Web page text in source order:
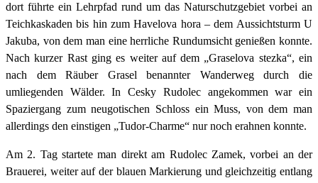
dort führte ein Lehrpfad rund um das Naturschutzgebiet vorbei an
Teichkaskaden bis hin zum Havelova hora – dem Aussichtsturm U
Jakuba, von dem man eine herrliche Rundumsicht genießen konnte.
Nach kurzer Rast ging es weiter auf dem „Graselova stezka“, ein
nach dem Räuber Grasel benannter Wanderweg durch die
umliegenden Wälder. In Cesky Rudolec angekommen war ein
Spaziergang zum neugotischen Schloss ein Muss, von dem man
allerdings den einstigen „Tudor-Charme“ nur noch erahnen konnte.
Am 2. Tag startete man direkt am Rudolec Zamek, vorbei an der
Brauerei, weiter auf der blauen Markierung und gleichzeitig entlang